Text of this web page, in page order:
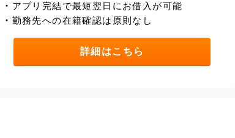
・ アプリ完結で最短翌日にお借入が可能
・ 勤務先への在籍確認は原則なし
詳細はこちら